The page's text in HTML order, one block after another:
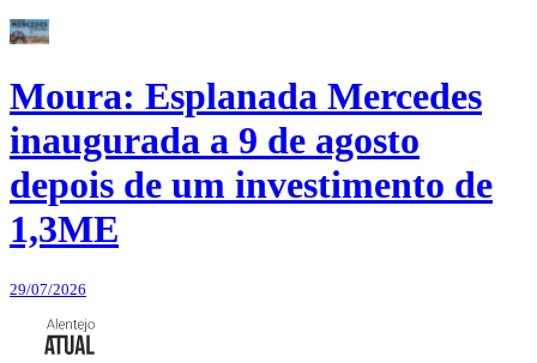
Moura: Esplanada Mercedes
inaugurada a 9 de agosto
depois de um investimento de
1,3ME
29/07/2026